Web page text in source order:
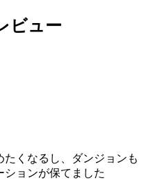
ビュー
くなるし、ダンジョンも
ションが保てました